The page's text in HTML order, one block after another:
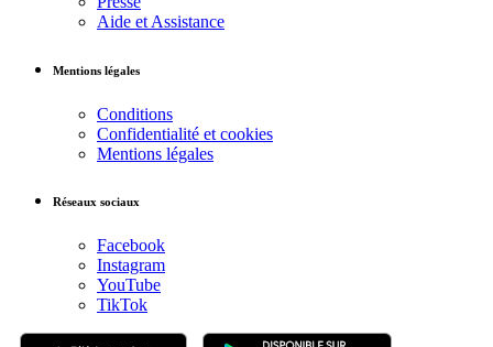
Aide et Assistance
Mentions légales
Conditions
Confidentialité et cookies
Mentions légales
Réseaux sociaux
Facebook
Instagram
YouTube
TikTok